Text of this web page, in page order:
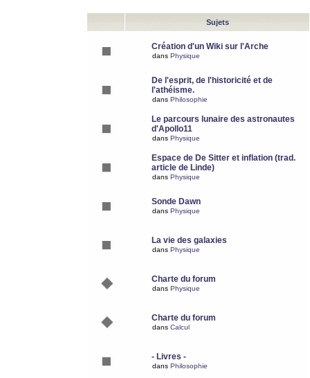
Sujets
Création d'un Wiki sur l'Arche
dans Physique
De l'esprit, de l'historicité et de
l'athéisme.
dans Philosophie
Le parcours lunaire des astronautes
d'Apollo11
dans Physique
Espace de De Sitter et inflation (trad.
article de Linde)
dans Physique
Sonde Dawn
dans Physique
La vie des galaxies
dans Physique
Charte du forum
dans Physique
Charte du forum
dans Calcul
- Livres -
dans Philosophie